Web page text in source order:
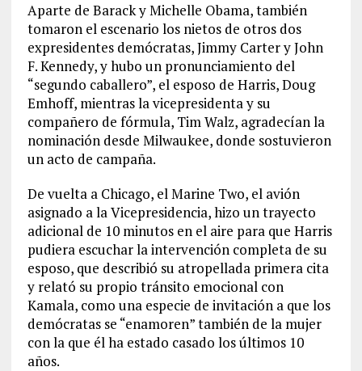
Aparte de Barack y Michelle Obama, también
tomaron el escenario los nietos de otros dos
expresidentes demócratas, Jimmy Carter y John
F. Kennedy, y hubo un pronunciamiento del
“segundo caballero”, el esposo de Harris, Doug
Emhoff, mientras la vicepresidenta y su
compañero de fórmula, Tim Walz, agradecían la
nominación desde Milwaukee, donde sostuvieron
un acto de campaña.
De vuelta a Chicago, el Marine Two, el avión
asignado a la Vicepresidencia, hizo un trayecto
adicional de 10 minutos en el aire para que Harris
pudiera escuchar la intervención completa de su
esposo, que describió su atropellada primera cita
y relató su propio tránsito emocional con
Kamala, como una especie de invitación a que los
demócratas se “enamoren” también de la mujer
con la que él ha estado casado los últimos 10
años.